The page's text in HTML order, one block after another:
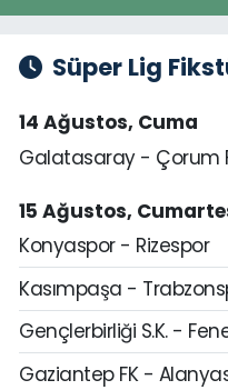
Süper Lig
14 Ağustos, Cuma
Galatasaray - Çorum
15 Ağustos,
Konyaspor - Rizespor
Kasımpaşa -
Gençlerbirliği S.K. -
Gaziantep FK -